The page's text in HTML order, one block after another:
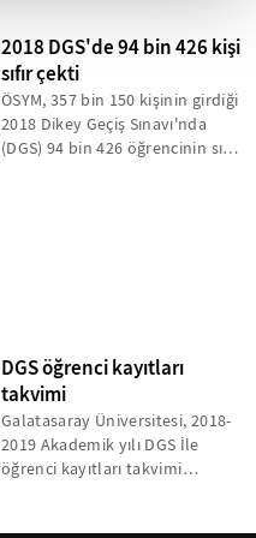
2018 DGS'de 94 bin 426 kişi
sıfır çekti
ÖSYM, 357 bin 150 kişinin girdiği
2018 Dikey Geçiş Sınavı'nda
(DGS) 94 bin 426 öğrencinin sıfır
DGS öğrenci kayıtları
takvimi
Galatasaray Üniversitesi, 2018-
2019 Akademik yılı DGS İle
öğrenci kayıtları takvimi